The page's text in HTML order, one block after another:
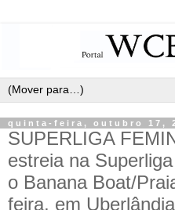
quinta-feira, outubro 17,
SUPERLIGA
estreia na
o Banana Boat/
feira, em Uberlândia